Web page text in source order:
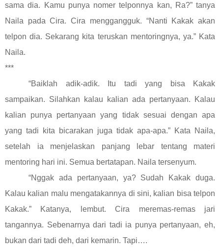
sama dia. Kamu punya nomer telponnya kan, Ra?” tanya
Naila pada Cira. Cira menggangguk. “Nanti Kakak akan
telpon dia. Sekarang kita teruskan mentoringnya, ya.” Kata
Naila.
***
“Baiklah adik-adik. Itu tadi yang bisa Kakak
sampaikan. Silahkan kalau kalian ada pertanyaan. Kalau
kalian punya pertanyaan yang tidak sesuai dengan apa
yang tadi kita bicarakan juga tidak apa-apa.” Kata Naila,
setelah ia menjelaskan panjang lebar tentang materi
mentoring hari ini. Semua bertatapan. Naila tersenyum.
“Nggak ada pertanyaan, ya? Sudah Kakak duga.
Kalau kalian malu mengatakannya di sini, kalian bisa telpon
Kakak.” Katanya, lembut. Cira meremas-remas jari
tangannya. Sebenarnya dari tadi ia punya pertanyaan, eh,
bukan dari tadi deh, dari kemarin. Tapi….